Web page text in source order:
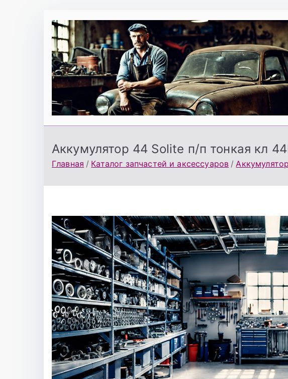
содержимому
Аккумулятор 44 Solite п/п тонкая кл
Главная Каталог запчастей и аксессуаров